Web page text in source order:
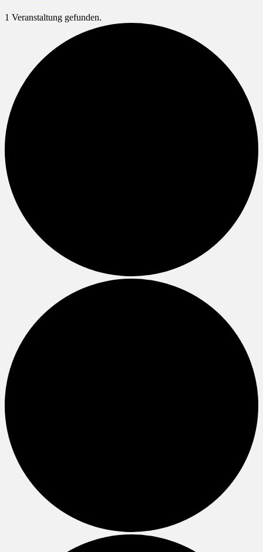
1 Veranstaltung gefunden.